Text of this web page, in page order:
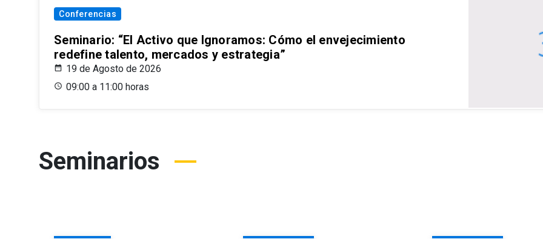
Conferencias
Seminario: “El Activo que Ignoramos: Cómo el envejecimiento
redefine talento, mercados y estrategia”
19 de Agosto de 2026
09:00 a 11:00 horas
Seminarios